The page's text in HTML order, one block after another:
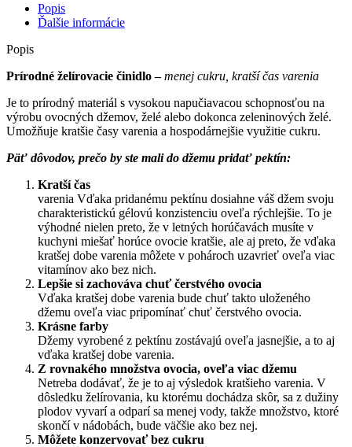
Popis
Ďalšie informácie
Popis
Prírodné želírovacie činidlo –menej cukru, kratší čas varenia
Je to prírodný materiál s vysokou napučiavacou schopnosťou na
výrobu ovocných džemov, želé alebo dokonca zeleninových želé.
Umožňuje kratšie časy varenia a hospodárnejšie využitie cukru.
Päť dôvodov, prečo by ste mali do džemu pridať pektín:
Kratší čas
varenia Vďaka pridanému pektínu dosiahne váš džem svoju
charakteristickú gélovú konzistenciu oveľa rýchlejšie. To je
výhodné nielen preto, že v letných horúčavách musíte v
kuchyni miešať horúce ovocie kratšie, ale aj preto, že vďaka
kratšej dobe varenia môžete v pohároch uzavrieť oveľa viac
vitamínov ako bez nich.
Lepšie si zachováva chuť čerstvého ovocia
Vďaka kratšej dobe varenia bude chuť takto uloženého
džemu oveľa viac pripomínať chuť čerstvého ovocia.
Krásne farby
Džemy vyrobené z pektínu zostávajú oveľa jasnejšie, a to aj
vďaka kratšej dobe varenia.
Z rovnakého množstva ovocia, oveľa viac džemu
Netreba dodávať, že je to aj výsledok kratšieho varenia. V
dôsledku želírovania, ku ktorému dochádza skôr, sa z dužiny
plodov vyvarí a odparí sa menej vody, takže množstvo, ktoré
skončí v nádobách, bude väčšie ako bez nej.
Môžete konzervovať bez cukru